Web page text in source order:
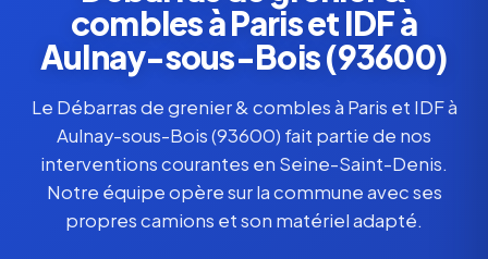
combles à Paris et IDF à
Aulnay-sous-Bois (93600)
Le Débarras de grenier & combles à Paris et IDF à
Aulnay-sous-Bois (93600) fait partie de nos
interventions courantes en Seine-Saint-Denis.
Notre équipe opère sur la commune avec ses
propres camions et son matériel adapté.